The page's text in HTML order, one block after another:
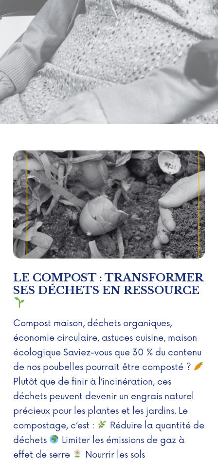
LE COMPOST : TRANSFORMER
SES DÉCHETS EN RESSOURCE
Compost maison, déchets organiques,
économie circulaire, astuces cuisine, maison
écologique Saviez-vous que 30 % du contenu
de nos poubelles pourrait être composté ?
Plutôt que de finir à l’incinération, ces
déchets peuvent devenir un engrais naturel
précieux pour les plantes et les jardins. Le
compostage, c’est :
Réduire la quantité de
déchets
Limiter les émissions de gaz à
effet de serre
Nourrir les sols